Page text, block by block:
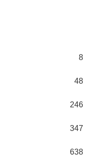
8
48
246
347
638